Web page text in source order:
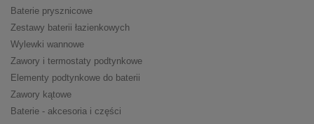
Baterie prysznicowe
Zestawy baterii łazienkowych
Wylewki wannowe
Zawory i termostaty podtynkowe
Elementy podtynkowe do baterii
Zawory kątowe
Baterie - akcesoria i części